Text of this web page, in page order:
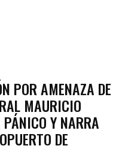
POR AMENAZA DE
MAURICIO
Y NARRA
DE